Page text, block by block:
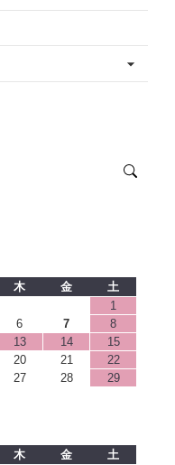
木 金
土
1
6 7
8
13 14
15
20 21
22
27 28
29
木 金
土